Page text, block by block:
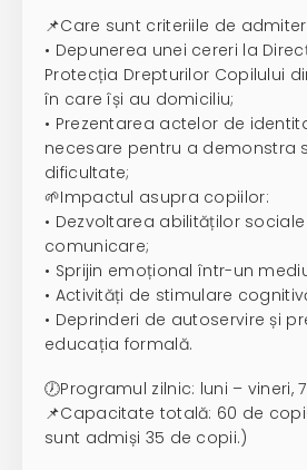
📌Care sunt criteriile de
• Depunerea unei cereri la
Protecția Drepturilor Copilului
în care își au domiciliu;
• Prezentarea actelor de
necesare pentru a demonstra
dificultate;
🌱Impactul asupra copiilor:
• Dezvoltarea abilităților
comunicare;
• Sprijin emoțional într-un
• Activități de stimulare
• Deprinderi de autoservire și
educația formală.
🕖Programul zilnic: luni – vineri,
📌Capacitate totală: 60 de
sunt admiși 35 de copii.)